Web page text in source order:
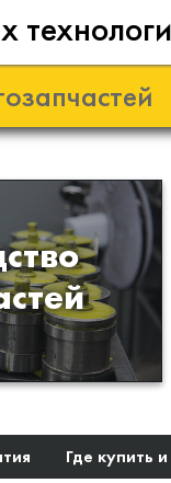
и
из
подвески
Где купить